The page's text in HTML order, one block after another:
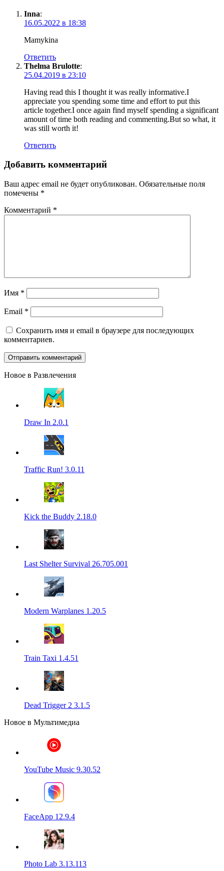
Inna:
16.05.2022 в 18:38
Mamykina
Ответить
Thelma Brulotte:
25.04.2019 в 23:10
Having read this I thought it was really informative.I
appreciate you spending some time and effort to put this
article together.I once again find myself spending a significant
amount of time both reading and commenting.But so what, it
was still worth it!
Ответить
Добавить комментарий
Ваш адрес email не будет опубликован. Обязательные поля
помечены *
Комментарий *
Имя *
Email *
Сохранить имя и email в браузере для последующих
комментариев.
Новое в Развлечения
Draw In 2.0.1
Traffic Run! 3.0.11
Kick the Buddy 2.18.0
Last Shelter Survival 26.705.001
Modern Warplanes 1.20.5
Train Taxi 1.4.51
Dead Trigger 2 3.1.5
Новое в Мультимедиа
YouTube Music 9.30.52
FaceApp 12.9.4
Photo Lab 3.13.113